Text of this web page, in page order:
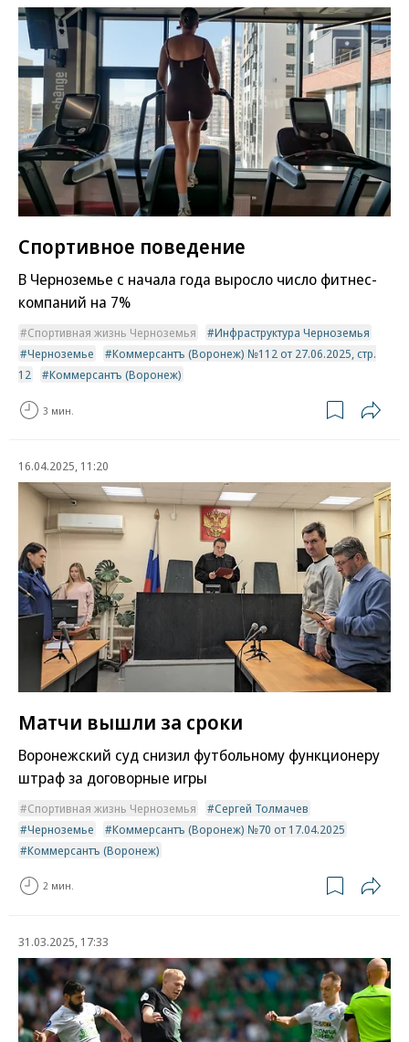
Спортивное поведение
В Черноземье с начала года выросло число фитнес-
компаний на 7%
Спортивная жизнь Черноземья
Инфраструктура Черноземья
Черноземье
Коммерсантъ (Воронеж) №112 от 27.06.2025, стр.
12
Коммерсантъ (Воронеж)
3 мин.
16.04.2025, 11:20
Матчи вышли за сроки
Воронежский суд снизил футбольному функционеру
штраф за договорные игры
Спортивная жизнь Черноземья
Сергей Толмачев
Черноземье
Коммерсантъ (Воронеж) №70 от 17.04.2025
Коммерсантъ (Воронеж)
2 мин.
31.03.2025, 17:33